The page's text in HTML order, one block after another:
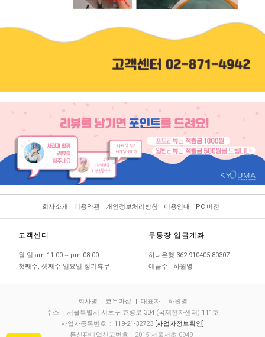
회사소개 이용약관 개인정보처리방침 이용안내 PC 버전
고객센터
월-일 am 11:00 ~ pm 08:00
첫째주, 셋째주 일요일 정기휴무
무통장 입금계좌
하나은행 362-910405-80307
예금주 : 하원영
회사명 : 쿄우마샵 | 대표자 : 하원영
주소 : 서울특별시 서초구 효령로 304 (국제전자센터) 111호
사업자등록번호 : 119-21-32723 [사업자정보확인]
통신판매업신고번호 : 2015-서울서초-0949